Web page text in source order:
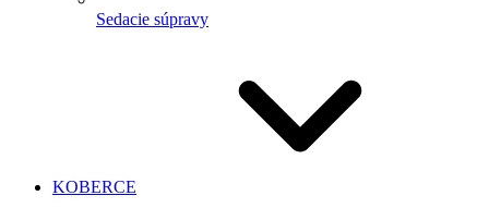
Sedacie súpravy
KOBERCE